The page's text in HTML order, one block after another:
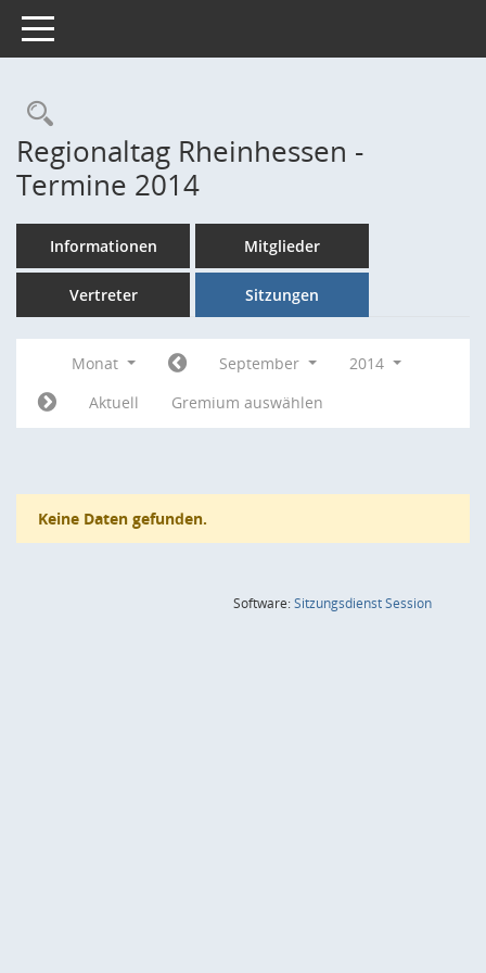
Toggle navigation
Rechercheauswahl
Regionaltag Rheinhessen -
Termine 2014
Informationen Mitglieder
Vertreter Sitzungen
Monat September
2014
Aktuell
Gremium auswählen
Keine Daten gefunden.
Software:SitzungsdienstSession(Wird in